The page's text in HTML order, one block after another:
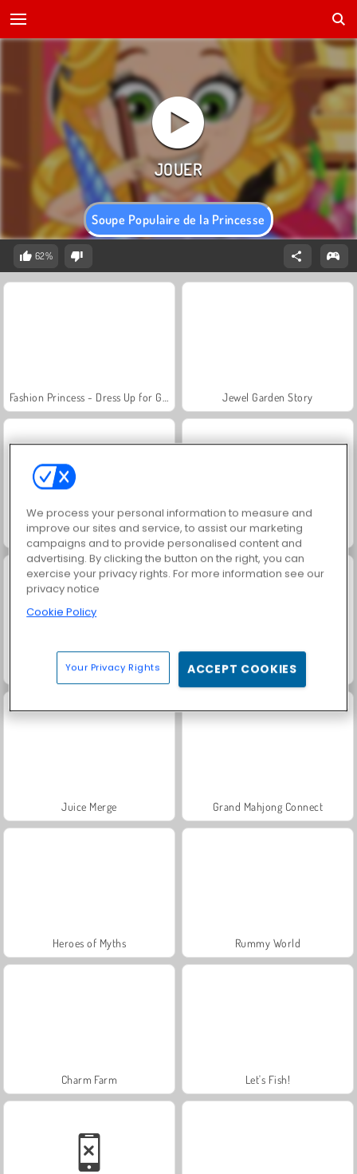
Soupe Populaire de la Princesse
62%
Jewel Garden Story
Farm Merge Valley Masha and the Bear: Meadows
Royal Story Scala 40
Juice Merge Grand Mahjong Connect
Heroes of Myths Rummy World
Charm Farm Let's Fish!
We process your personal information to measure and
improve our sites and service, to assist our marketing
campaigns and to provide personalised content and
advertising. By clicking the button on the right, you can
exercise your privacy rights. For more information see our
privacy notice
Cookie Policy
Your Privacy Rights ACCEPT COOKIES